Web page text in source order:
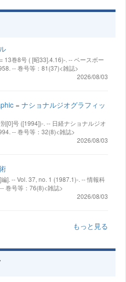
13巻8号 ( [昭33].4.16)-. -- ベースボー
-- 巻号等：81(37)<雑誌>
2026/08/03
= ナショナルジオグラフィッ
[0]号 ([1994])-. -- 日経ナショナルジオ
-- 巻号等：32(8)<雑誌>
2026/08/03
]. -- Vol. 37, no. 1 (1987.1)-. -- 情報科
巻号等：76(8)<雑誌>
2026/08/03
もっと見る